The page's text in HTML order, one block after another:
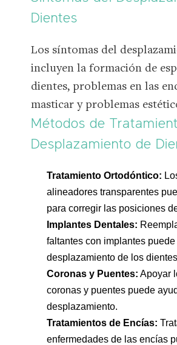
Dientes
Los síntomas del
incluyen la formación de
dientes, problemas en las
masticar y problemas
Métodos de
Desplazamiento de
Tratamiento Ortodóntico:
alineadores transparentes
para corregir las posiciones
Implantes Dentales:
faltantes con implantes puede
desplazamiento de los
Coronas y Puentes: Apoyar
coronas y puentes puede
desplazamiento.
Tratamientos de Encías:
enfermedades de las encías